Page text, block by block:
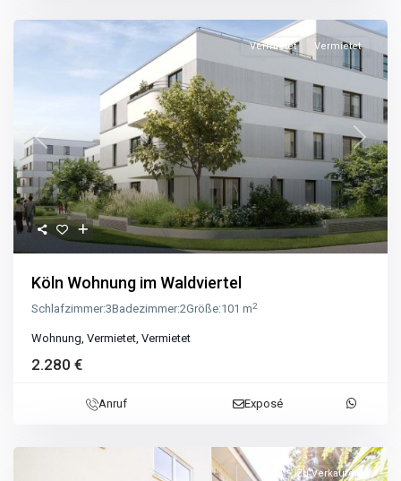
Previous Next
Vermietet Vermietet
Köln Wohnung im Waldviertel
Schlafzimmer:3Badezimmer:2Größe:101 m2
Wohnung, Vermietet, Vermietet
2.280 €
Anruf Exposé
Zu Verkaufen